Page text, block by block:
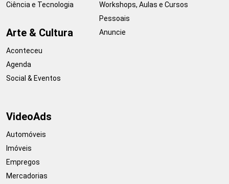
Ciência e Tecnologia
Arte & Cultura
Aconteceu
Agenda
Social & Eventos
Workshops, Aulas e Cursos
Pessoais
Anuncie
VideoAds
Automóveis
Imóveis
Empregos
Mercadorias